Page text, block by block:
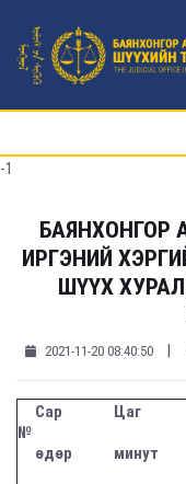
-1
БАЯНХОНГОР
ИРГЭНИЙ
ШҮҮХ
2021-11-20 08:40:50 |
№
Сар
өдөр
Цаг
минут